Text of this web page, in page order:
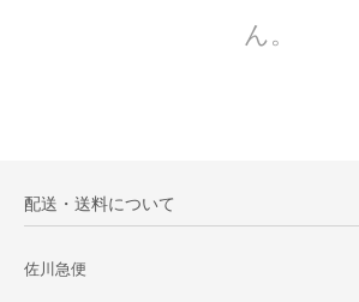
ん。
配送・送料について
佐川急便